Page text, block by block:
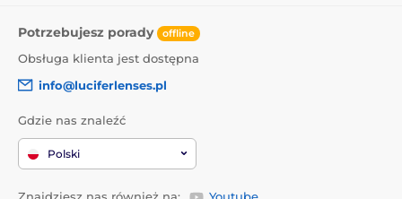
Potrzebujesz porady offline
Obsługa klienta jest dostępna
info@luciferlenses.pl
Gdzie nas znaleźć
Polski